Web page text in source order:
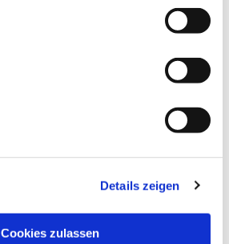
Details zeigen
Cookies zulassen